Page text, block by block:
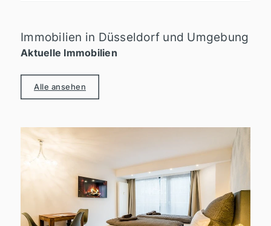
Immobilien in Düsseldorf und Umgebung
Aktuelle Immobilien
Alle ansehen